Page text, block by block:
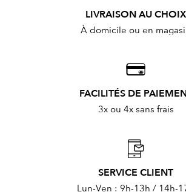
LIVRAISON AU CHOIX
À domicile ou en
FACILITÉS DE
3x ou 4x sans frais
SERVICE CLIENT
Lun-Ven : 9h-13h / 14h-